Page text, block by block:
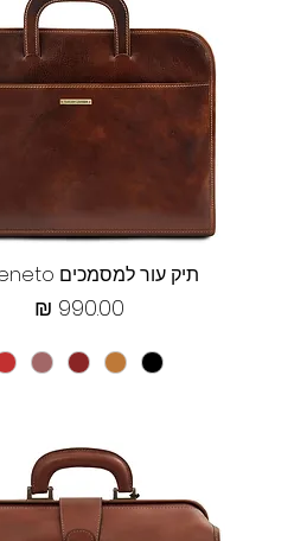
תצוגה מהירה
תיק עור למסמכים Sorreneto
מחיר